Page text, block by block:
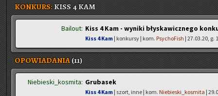
KONKURS:KISS 4 KAM
Bailout: Kiss 4 Kam - wyniki błyskawicznego
Kiss 4 Kam | konkursy | kom. PsychoFish | 27.03.20, g.
OPOWIADANIA(11)
Niebieski_kosmita: Grubasek
Kiss 4 Kam | szort, inne | kom. Niebieski_kosmita |